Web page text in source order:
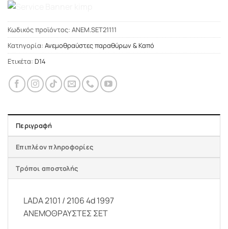
Κωδικός προϊόντος: ΑΝΕΜ.SET21111
Κατηγορία: Ανεμοθραύστες παραθύρων & Καπό
Ετικέτα: D14
Περιγραφή
Επιπλέον πληροφορίες
Τρόποι αποστολής
LADA 2101 / 2106 4d 1997
ΑΝΕΜΟΘΡΑΥΣΤΕΣ ΣΕΤ